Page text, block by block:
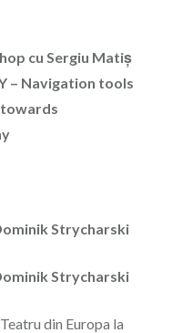
cu Sergiu Matiș
– Navigation tools
Strycharski
Strycharski
din Europa la